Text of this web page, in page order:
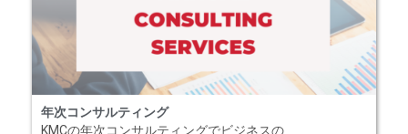
年次コンサルティング
KMCの年次コンサルティングでビジネスの